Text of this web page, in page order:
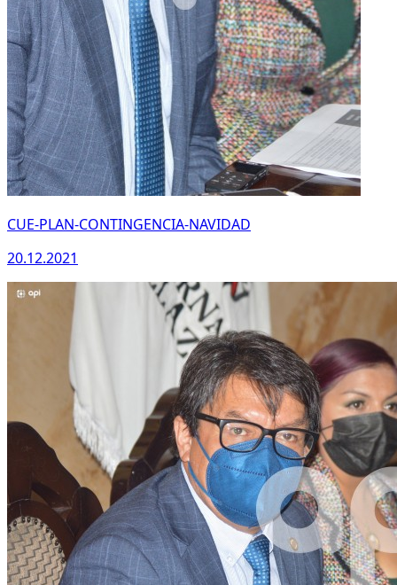
CUE-PLAN-CONTINGENCIA-NAVIDAD
20.12.2021